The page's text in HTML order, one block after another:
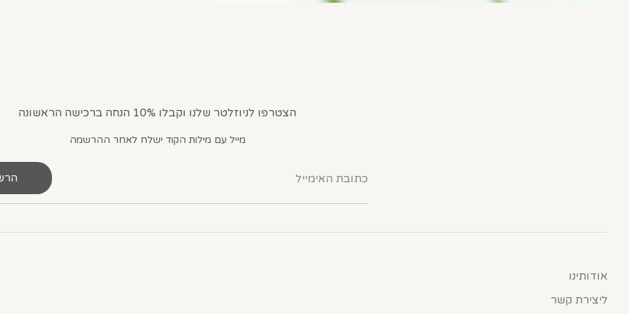
הצטרפו לניוזלטר שלנו וקבלו 10% הנחה ברכישה הראשונה
מייל עם מילות הקוד ישלח לאחר ההרשמה
כתובת האימייל
אודותינו
ליצירת קשר